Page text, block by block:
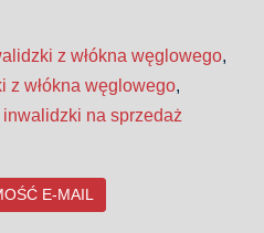
z włókna węglowego,
z włókna węglowego,
na sprzedaż
E-MAIL